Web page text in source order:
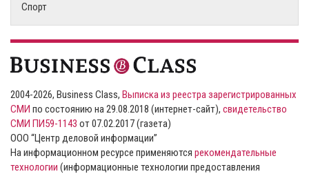
Спорт
2004-2026, Business Class, Выписка из реестра зарегистрированных
СМИ по состоянию на 29.08.2018 (интернет-сайт), свидетельство
СМИ ПИ59-1143 от 07.02.2017 (газета)
ООО “Центр деловой информации”
На информационном ресурсе применяются рекомендательные
технологии (информационные технологии предоставления